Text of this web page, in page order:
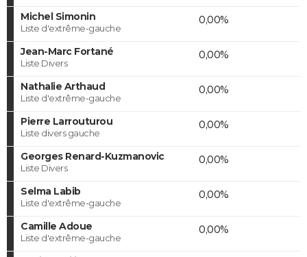
Michel Simonin
Liste d'extrême-gauche
0,00%
Jean-Marc Fortané
Liste Divers
0,00%
Nathalie Arthaud
Liste d'extrême-gauche
0,00%
Pierre Larrouturou
Liste divers gauche
0,00%
Georges Renard-Kuzmanovic
Liste Divers
0,00%
Selma Labib
Liste d'extrême-gauche
0,00%
Camille Adoue
Liste d'extrême-gauche
0,00%